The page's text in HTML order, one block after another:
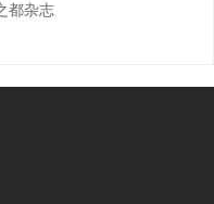
都杂志